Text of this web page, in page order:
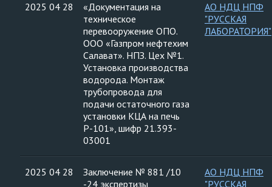
2025 04 28
«Документация на
техническое
перевооружение ОПО.
ООО «Газпром нефтехим
Салават». НПЗ. Цех №1.
Установка производства
водорода. Монтаж
трубопровода для
подачи остаточного газа
установки КЦА на печь
Р-101», шифр 21.393-
03001
АО НДЦ НПФ
"РУССКАЯ
ЛАБОРАТОРИЯ"
2025 04 28
Заключение № 881 /10
-24 экспертизы
АО НДЦ НПФ
"РУССКАЯ